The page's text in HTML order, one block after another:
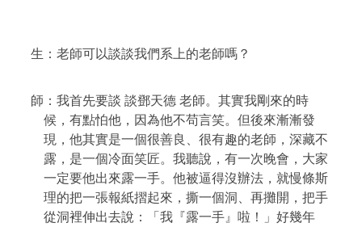
生：老師可以談談我們系上的老師嗎？
師：我首先要談 談鄧天德 老師。其實我剛來的時
候，有點怕他，因為他不苟言笑。但後來漸漸發
現，他其實是一個很善良、很有趣的老師，深藏不
露，是一個冷面笑匠。我聽說，有一次晚會，大家
一定要他出來露一手。他被逼得沒辦法，就慢條斯
理的把一張報紙摺起來，撕一個洞、再攤開，把手
從洞裡伸出去說：「我『露一手』啦！」好幾年